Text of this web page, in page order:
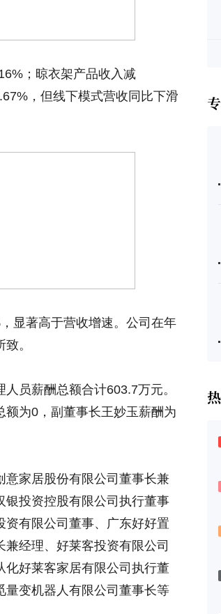
；晾衣架产品收入减
，但线下模式营收同比下滑
显著高于营收增速。公司在年
。
员薪酬总额合计603.7万元。
为0，副董事长王妙玉薪酬为
意家居股份有限公司董事长兼
银投资控股有限公司执行董事
有限公司董事、广东好好置
经理、好莱客投资有限公司
化好莱客家居有限公司执行董
量变机器人有限公司董事长等